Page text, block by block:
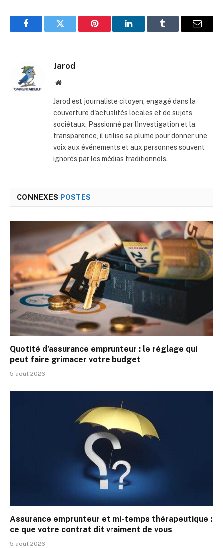
FacebookTwitter Pinterest LinkedInTumblr
E-
Jarod
Site
Jarod est journaliste citoyen, engagé dans la
couverture d'actualités locales et de sujets
sociétaux. Passionné par l'investigation et la
transparence, il utilise sa plume pour donner une
voix aux événements et aux personnes souvent
ignorés par les médias traditionnels.
CONNEXES POSTES
Quotité d’assurance emprunteur : le réglage qui
peut faire grimacer votre budget
5 août 2026
Assurance emprunteur et mi-temps thérapeutique :
ce que votre contrat dit vraiment de vous
5 août 2026